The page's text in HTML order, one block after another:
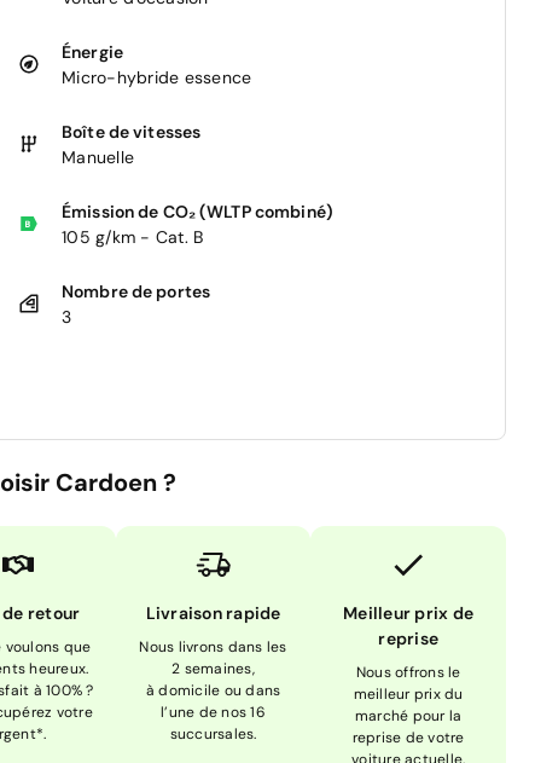
Énergie
Micro-hybride essence
Boîte de vitesses
Manuelle
Émission de CO₂ (WLTP combiné)
105 g/km - Cat. B
Nombre de portes
3
Cardoen ?
retour
voulons que
heureux.
à 100% ?
votre
Livraison rapide
Nous livrons dans les
2 semaines,
à domicile ou dans
l’une de nos 16
succursales.
Meilleur prix de
reprise
Nous offrons le
meilleur prix du
marché pour la
reprise de votre
voiture actuelle.